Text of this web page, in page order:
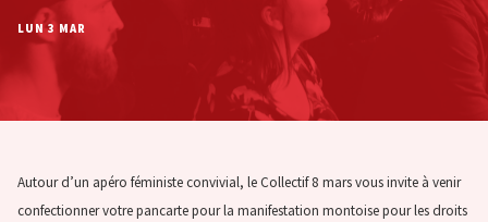
LUN 3 MAR
Autour d’un apéro féministe convivial, le Collectif 8 mars vous invite à venir
confectionner votre pancarte pour la manifestation montoise pour les droits